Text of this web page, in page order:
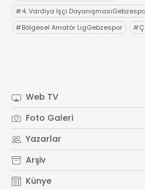
#4. Vardiya İşçi
#Bölgesel Amatör LigGebzespor #
Web TV
Foto Galeri
Yazarlar
Arşiv
Künye